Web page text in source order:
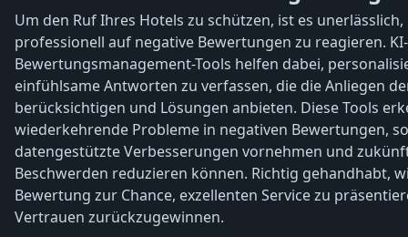
Um den Ruf Ihres Hotels zu schützen, ist es
professionell auf negative Bewertungen zu reagieren.
Bewertungsmanagement-Tools helfen dabei,
einfühlsame Antworten zu verfassen, die die Anliegen
berücksichtigen und Lösungen anbieten. Diese Tools
wiederkehrende Probleme in negativen Bewertungen,
datengestützte Verbesserungen vornehmen und
Beschwerden reduzieren können. Richtig gehandhabt,
Bewertung zur Chance, exzellenten Service zu
Vertrauen zurückzugewinnen.